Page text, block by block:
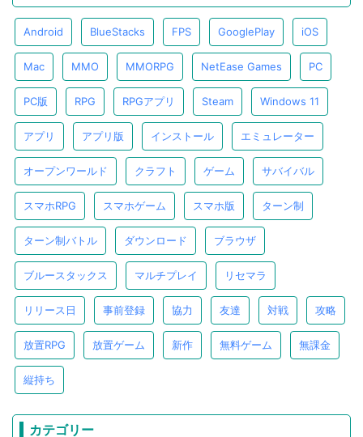
Android BlueStacks FPS GooglePlay iOS
Mac MMO MMORPG NetEase Games PC
PC版 RPG RPGアプリ Steam Windows 11
アプリ アプリ版 インストール エミュレーター
オープンワールド クラフト ゲーム サバイバル
スマホRPG スマホゲーム スマホ版 ターン制
ターン制バトル ダウンロード ブラウザ
ブルースタックス マルチプレイ リセマラ
リリース日 事前登録 協力 友達 対戦 攻略
放置RPG 放置ゲーム 新作 無料ゲーム 無課金
縦持ち
カテゴリー